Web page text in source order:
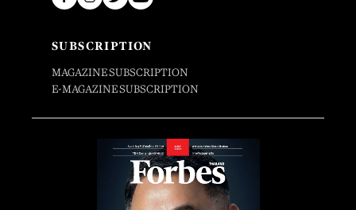
SUBSCRIPTION
MAGAZINE SUBSCRIPTION
E-MAGAZINE SUBSCRIPTION